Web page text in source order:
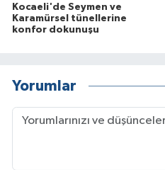
Kocaeli'de Seymen ve
Karamürsel tünellerine
konfor dokunuşu
Yorumlar